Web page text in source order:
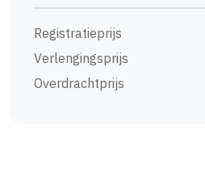
Registratieprijs
Verlengingsprijs
Overdrachtprijs